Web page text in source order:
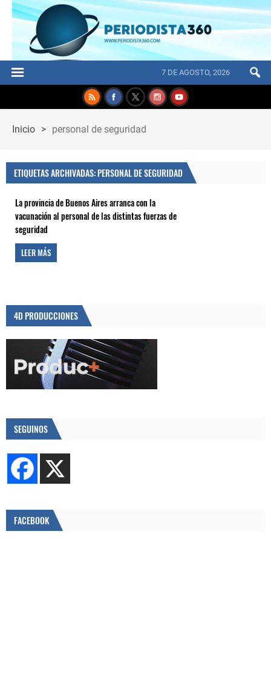
7 DE AGOSTO, 2026
Inicio > personal de seguridad
ETIQUETAS ARCHIVADAS: PERSONAL DE SEGURIDAD
La provincia de Buenos Aires arranca con la
vacunación al personal de las distintas fuerzas de
seguridad
LEER MÁS
4D PRODUCCIONES
SEGUINOS
FACEBOOK